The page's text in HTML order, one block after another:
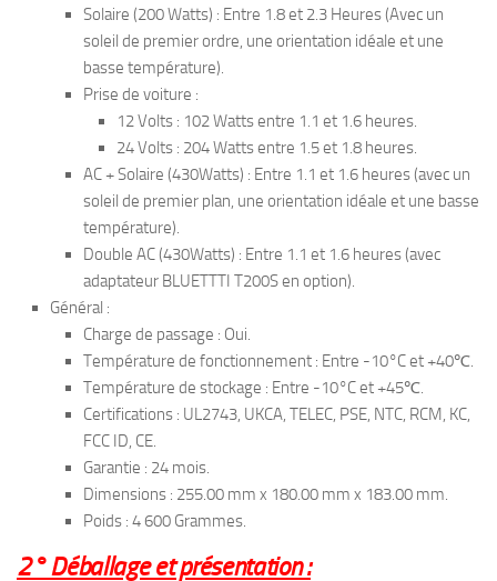
Solaire (200 Watts) : Entre 1.8 et 2.3 Heures (Avec un
soleil de premier ordre, une orientation idéale et une
basse température).
Prise de voiture :
12 Volts : 102 Watts entre 1.1 et 1.6 heures.
24 Volts : 204 Watts entre 1.5 et 1.8 heures.
AC + Solaire (430Watts) : Entre 1.1 et 1.6 heures (avec un
soleil de premier plan, une orientation idéale et une basse
température).
Double AC (430Watts) : Entre 1.1 et 1.6 heures (avec
adaptateur BLUETTTI T200S en option).
Général :
Charge de passage : Oui.
Température de fonctionnement : Entre -10°C et +40℃.
Température de stockage : Entre -10°C et +45℃.
Certifications : UL2743, UKCA, TELEC, PSE, NTC, RCM, KC,
FCC ID, CE.
Garantie : 24 mois.
Dimensions : 255.00 mm x 180.00 mm x 183.00 mm.
Poids : 4 600 Grammes.
2° Déballage et présentation :